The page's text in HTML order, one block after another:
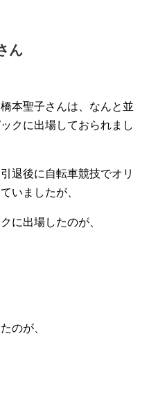
ん
本聖子さんは、なんと並
クに出場しておられまし
退後に自転車競技でオリ
いましたが、
に出場したのが、
のが、